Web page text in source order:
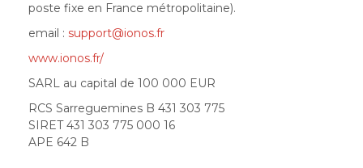
poste fixe en France métropolitaine).
email : support@ionos.fr
www.ionos.fr/
SARL au capital de 100 000 EUR
RCS Sarreguemines B 431 303 775
SIRET 431 303 775 000 16
APE 642 B